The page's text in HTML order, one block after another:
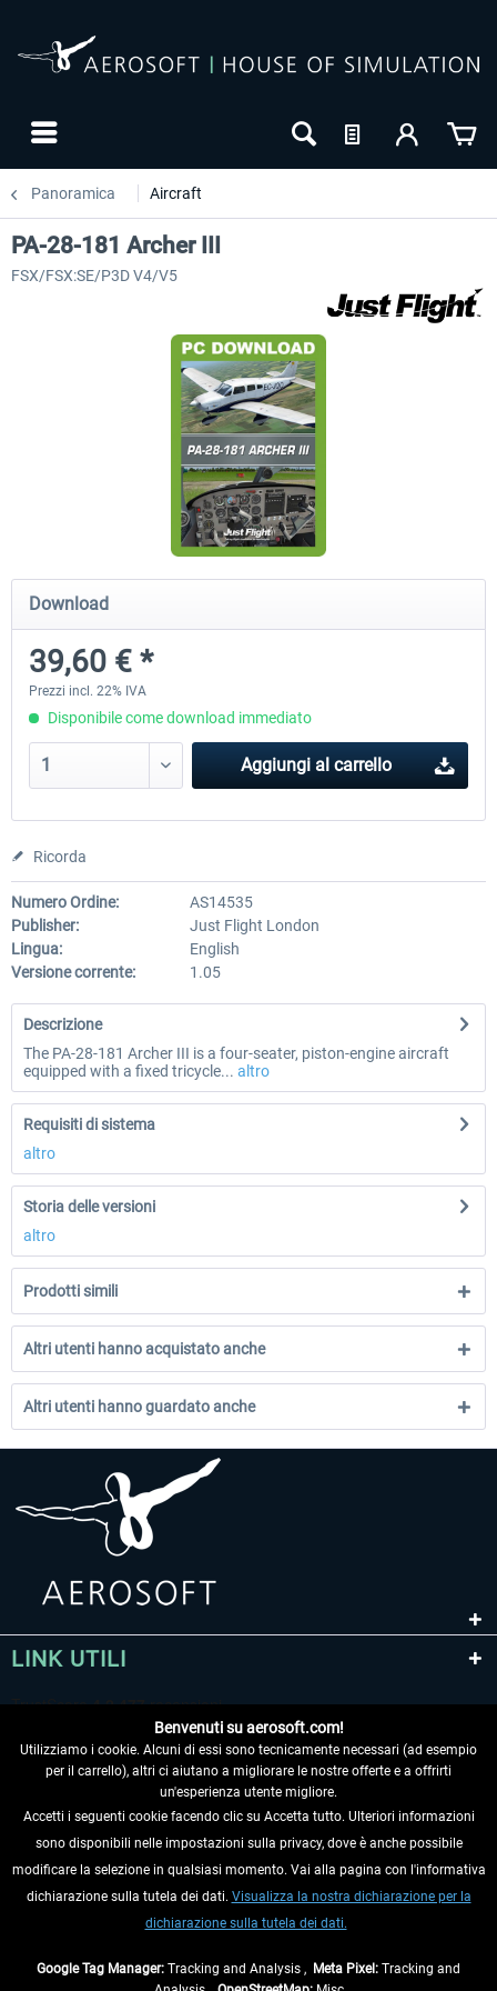
Panoramica Aircraft
Airbus Bundle
53,65 € *
iFly Jets-The 737NG for
PA-28-181 Archer III
FSX/FSX:SE/P3D V4/V5
Download
39,60 € *
Prezzi incl. 22% IVA
Disponibile come download immediato
Aggiungi al carrello
Ricorda
Numero Ordine:
AS14535
Publisher:
Just Flight London
Lingua:
English
Versione corrente:
1.05
Descrizione
The PA-28-181 Archer III is a four-seater, piston-engine aircraft
equipped with a fixed tricycle... altro
Requisiti di sistema
altro
Storia delle versioni
altro
Prodotti simili
Altri utenti hanno acquistato anche
Altri utenti hanno guardato anche
LINK UTILI
RECEDERE DAL CONTRATTO
INFORMAZIONI
Benvenuti su aerosoft.com!
Utilizziamo i cookie. Alcuni di essi sono tecnicamente necessari (ad esempio
per il carrello), altri ci aiutano a migliorare le nostre offerte e a offrirti
un'esperienza utente migliore.
Accetti i seguenti cookie facendo clic su Accetta tutto. Ulteriori informazioni
sono disponibili nelle impostazioni sulla privacy, dove è anche possibile
modificare la selezione in qualsiasi momento. Vai alla pagina con l'informativa
dichiarazione sulla tutela dei dati. Visualizza la nostra dichiarazione per la
dichiarazione sulla tutela dei dati.
Google Tag Manager: Tracking and Analysis , Meta Pixel: Tracking and